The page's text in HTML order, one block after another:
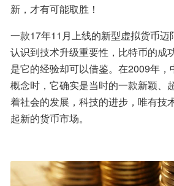
新，才有可能取胜！
一款17年11月上线的新型虚拟货币
认识到技术升级重要性，比特币的成
是它的经验却可以借鉴。在2009年，
概念时，它确实是当时的一款新颖、
着社会的发展，科技的进步，唯有技
起新的货币市场。